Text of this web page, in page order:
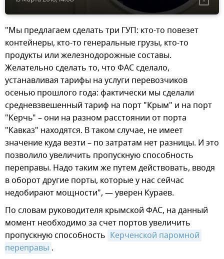
"Мы предлагаем сделать три ГУП: кто-то повезет
контейнеры, кто-то генеральные грузы, кто-то
продукты или железнодорожные составы.
Желательно сделать то, что ФАС сделало,
устанавливая тарифы на услуги перевозчиков
осенью прошлого года: фактически мы сделали
средневзвешенный тариф на порт "Крым" и на порт
"Керчь" – они на разном расстоянии от порта
"Кавказ" находятся. В таком случае, не имеет
значение куда везти – по затратам нет разницы. И это
позволило увеличить пропускную способность
переправы. Надо таким же путем действовать, вводя
в оборот другие порты, которые у нас сейчас
недобирают мощности", — уверен Кураев.
По словам руководителя крымской ФАС, на данный
момент необходимо за счет портов увеличить
пропускную способность Керченской паромной
переправы .